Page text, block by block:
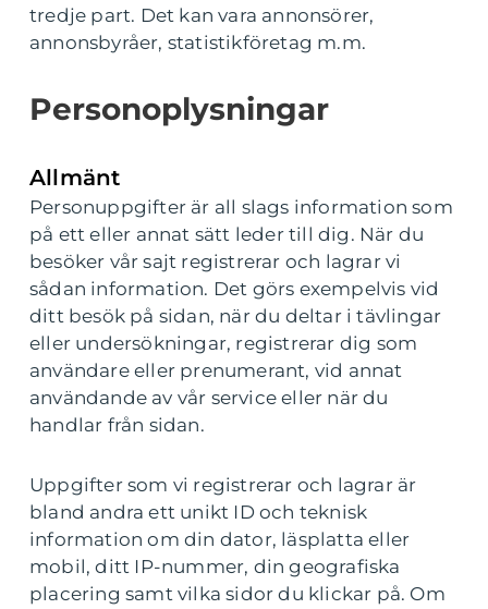
tredje part. Det kan vara annonsörer,
annonsbyråer, statistikföretag m.m.
Personoplysningar
Allmänt
Personuppgifter är all slags information som
på ett eller annat sätt leder till dig. När du
besöker vår sajt registrerar och lagrar vi
sådan information. Det görs exempelvis vid
ditt besök på sidan, när du deltar i tävlingar
eller undersökningar, registrerar dig som
användare eller prenumerant, vid annat
användande av vår service eller när du
handlar från sidan.
Uppgifter som vi registrerar och lagrar är
bland andra ett unikt ID och teknisk
information om din dator, läsplatta eller
mobil, ditt IP-nummer, din geografiska
placering samt vilka sidor du klickar på. Om